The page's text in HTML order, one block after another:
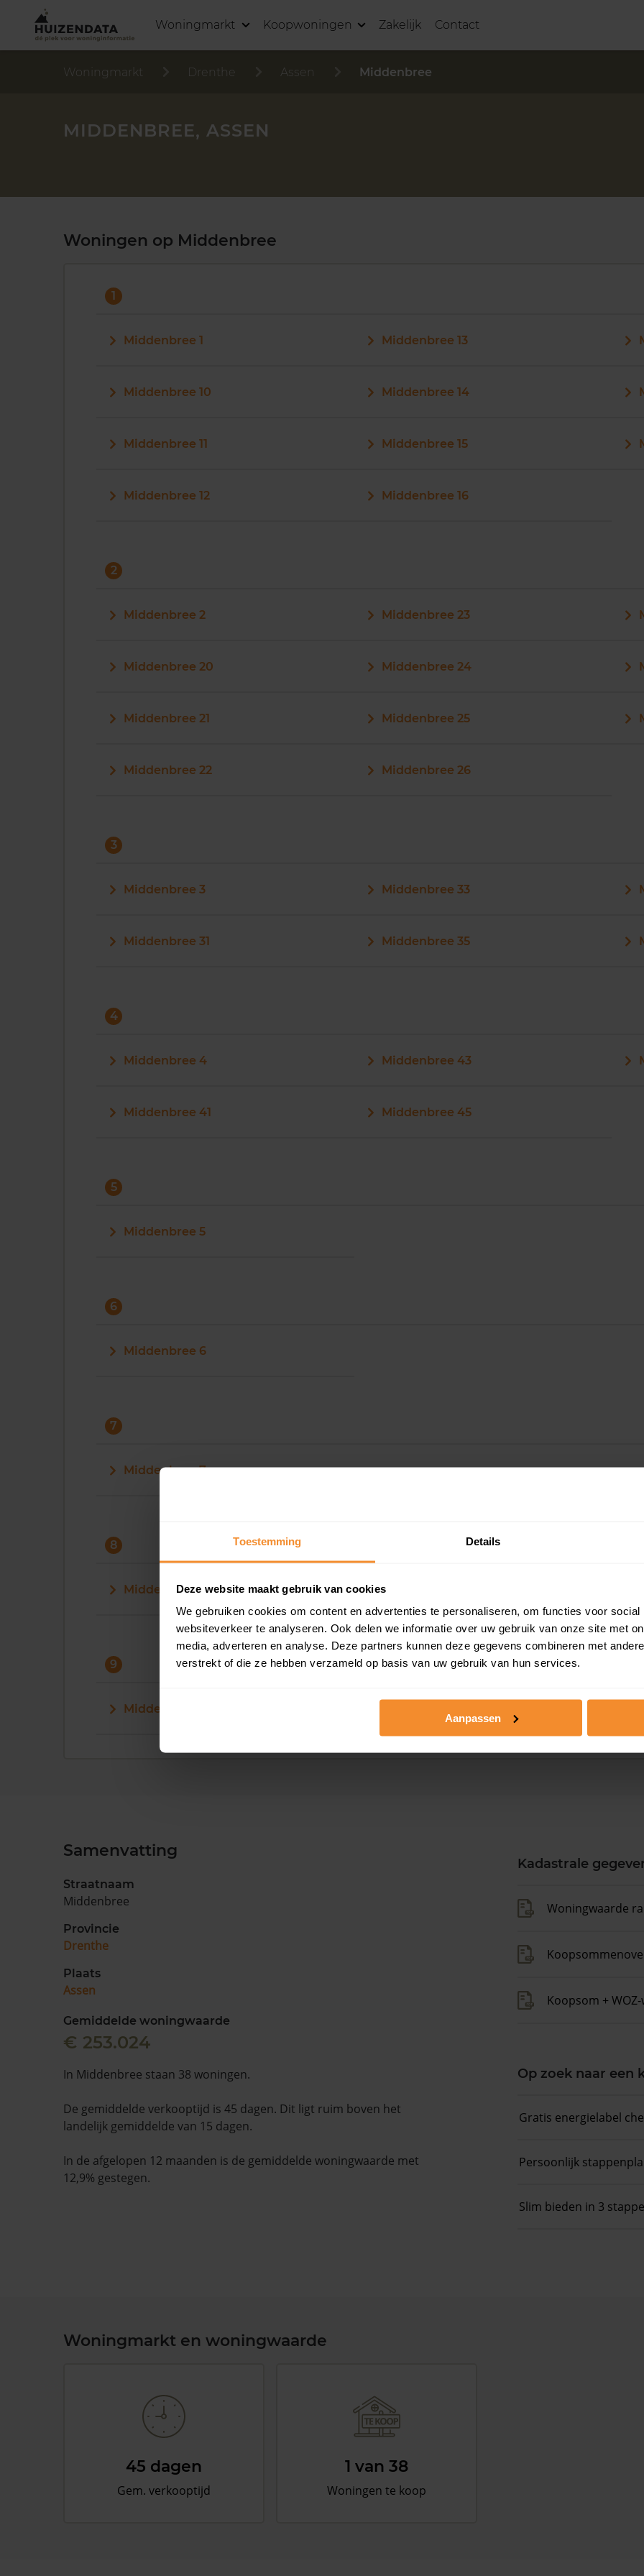
Toestemming Details
Deze website maakt gebruik van cookies
We gebruiken cookies om content en advertenties te personaliseren, om functies voor
websiteverkeer te analyseren. Ook delen we informatie over uw gebruik van onze site met
media, adverteren en analyse. Deze partners kunnen deze gegevens combineren met
verstrekt of die ze hebben verzameld op basis van uw gebruik van hun services.
Aanpassen
Woningmarkt Koopwoningen Zakelijk Contact
Woningmarkt Drenthe Assen Middenbree
MIDDENBREE, ASSEN
Woningen op Middenbree
1
Middenbree 1
Middenbree 10
Middenbree 11
Middenbree 12
Middenbree 13
Middenbree 14
Middenbree 15
Middenbree 16
2
Middenbree 2
Middenbree 20
Middenbree 21
Middenbree 22
Middenbree 23
Middenbree 24
Middenbree 25
Middenbree 26
3
Middenbree 3
Middenbree 31
Middenbree 33
Middenbree 35
4
Middenbree 4
Middenbree 41
Middenbree 43
Middenbree 45
5
Middenbree 5
6
Middenbree 6
7
Middenbree 7
8
Middenbree 8
9
Middenbree 9
Samenvatting
Straatnaam
Middenbree
Provincie
Drenthe
Plaats
Assen
Gemiddelde woningwaarde
€ 253.024
In Middenbree staan 38 woningen.
De gemiddelde verkooptijd is 45 dagen. Dit ligt ruim boven het
landelijk gemiddelde van 15 dagen.
In de afgelopen 12 maanden is de gemiddelde woningwaarde met
12,9% gestegen.
Kadastrale
Woningwaarde
Koopsom +
Op zoek naar een
Gratis energielabel
Persoonlijk
Slim bieden in 3
Woningmarkt en woningwaarde
45 dagen
Gem. verkooptijd
1 van 38
Woningen te koop